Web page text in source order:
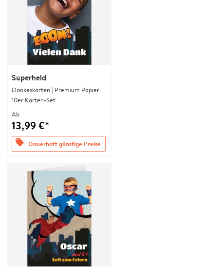
Superheld
Dankeskarten | Premium Papier
10er Karten-Set
Ab
13,99 €*
offers Dauerhaft günstige Preise